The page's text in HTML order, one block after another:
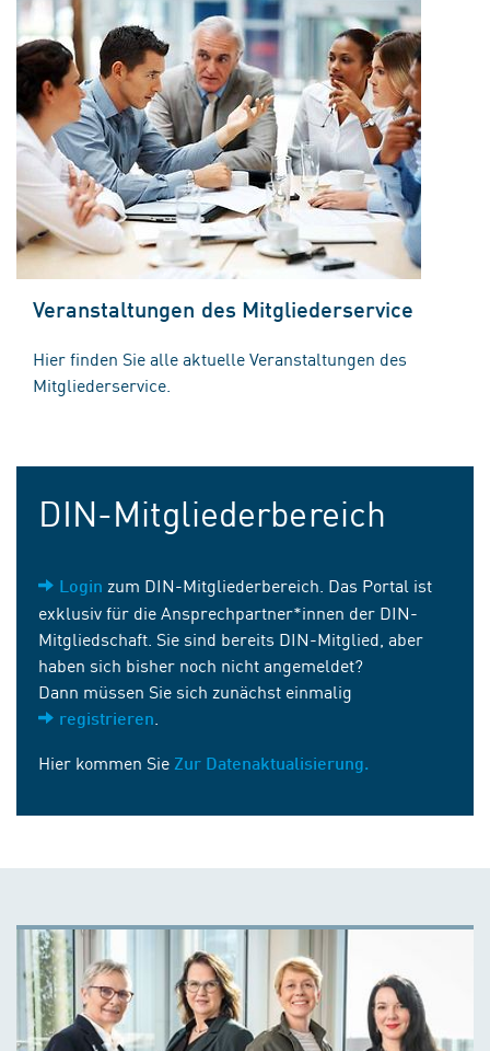
Veranstaltungen des Mitgliederservice
Hier finden Sie alle aktuelle Veranstaltungen des
Mitgliederservice.
DIN-Mitgliederbereich
Login zum DIN-Mitgliederbereich. Das Portal ist
exklusiv für die Ansprechpartner*innen der DIN-
Mitgliedschaft. Sie sind bereits DIN-Mitglied, aber
haben sich bisher noch nicht angemeldet?
Dann müssen Sie sich zunächst einmalig
registrieren
Hier kommen Sie Zur Datenaktualisierung.